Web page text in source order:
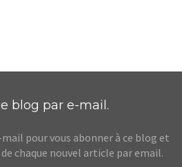
blog par e-mail.
pour vous abonner à ce blog et
chaque nouvel article par email.